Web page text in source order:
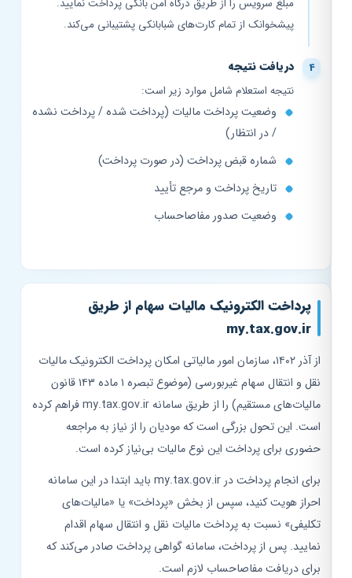
مبلغ سرویس را از طریق درگاه امن بانکی پرداخت نمایید.
پیشخوانک از تمام کارت‌های شبابانکی پشتیبانی می‌کند.
دریافت نتیجه
نتیجه استعلام شامل موارد زیر است:
وضعیت پرداخت مالیات (پرداخت شده / پرداخت نشده
/ در انتظار)
شماره قبض پرداخت (در صورت پرداخت)
تاریخ پرداخت و مرجع تأیید
وضعیت صدور مفاصاحساب
پرداخت الکترونیک مالیات سهام از طریق
my.tax.gov.ir
از آذر ۱۴۰۲، سازمان امور مالیاتی امکان پرداخت الکترونیک مالیات
نقل و انتقال سهام غیربورسی (موضوع تبصره ۱ ماده ۱۴۳ قانون
مالیات‌های مستقیم) را از طریق سامانه my.tax.gov.ir فراهم کرده
است. این تحول بزرگی است که مودیان را از نیاز به مراجعه
حضوری برای پرداخت این نوع مالیات بی‌نیاز کرده است.
برای انجام پرداخت در my.tax.gov.ir باید ابتدا در این سامانه
احراز هویت کنید، سپس از بخش «پرداخت» یا «مالیات‌های
تکلیفی» نسبت به پرداخت مالیات نقل و انتقال سهام اقدام
نمایید. پس از پرداخت، سامانه گواهی پرداخت صادر می‌کند که
برای دریافت مفاصاحساب لازم است.